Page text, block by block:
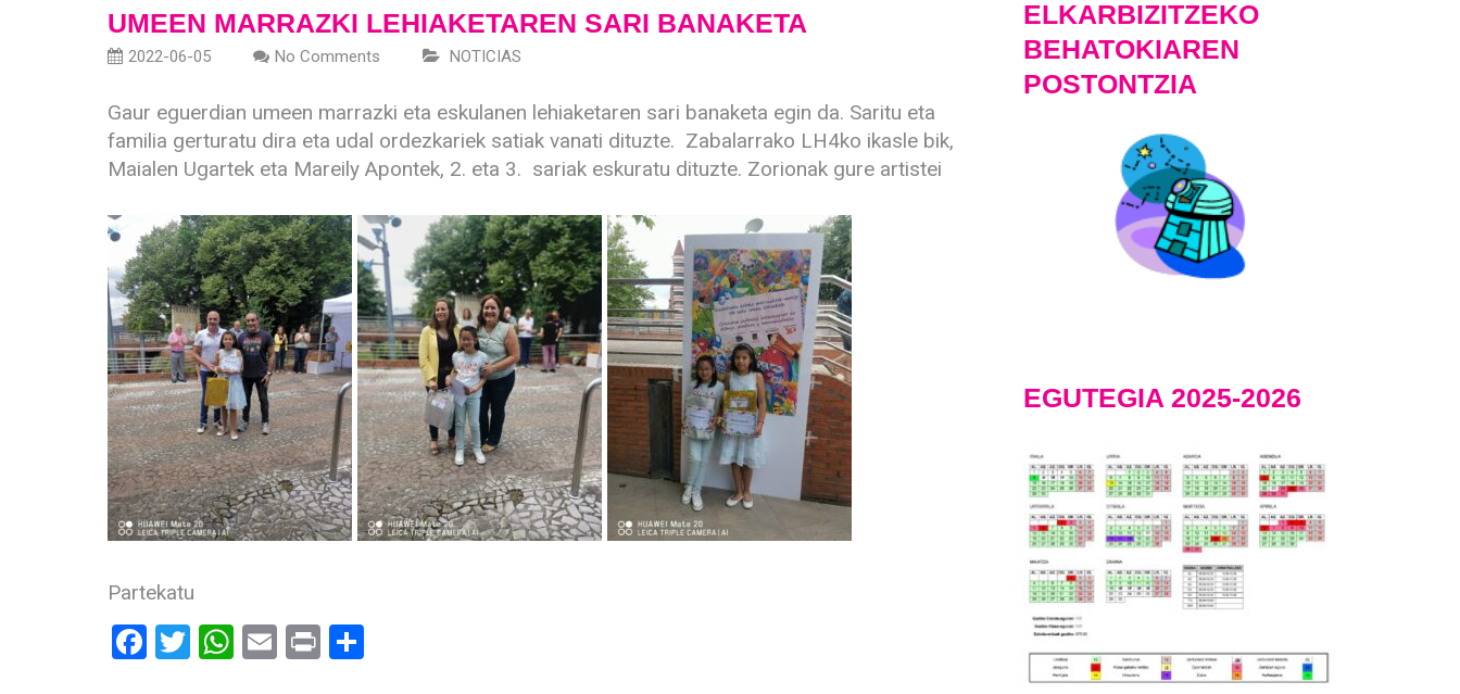
UMEEN MARRAZKI LEHIAKETAREN SARI BANAKETA
2022-06-05 No Comments NOTICIAS
Gaur eguerdian umeen marrazki eta eskulanen lehiaketaren sari banaketa egin da. Saritu eta
familia gerturatu dira eta udal ordezkariek satiak vanati dituzte. Zabalarrako LH4ko ikasle bik,
Maialen Ugartek eta Mareily Apontek, 2. eta 3. sariak eskuratu dituzte. Zorionak gure artistei
Partekatu
Facebook
Twitter
WhatsApp
Email
PrintShare
ELKARBIZITZEKO
BEHATOKIAREN
POSTONTZIA
EGUTEGIA 2025-2026